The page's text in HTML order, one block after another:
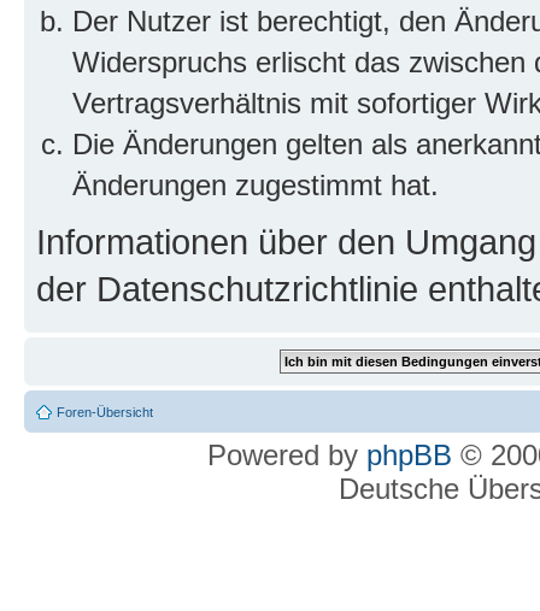
Der Nutzer ist berechtigt, den
Widerspruchs erlischt das
Vertragsverhältnis mit sofortiger
Die Änderungen gelten als
Änderungen zugestimmt hat.
Informationen über den
der Datenschutzrichtlinie
Foren-Übersicht
Powered by phpBB ©
Deutsche